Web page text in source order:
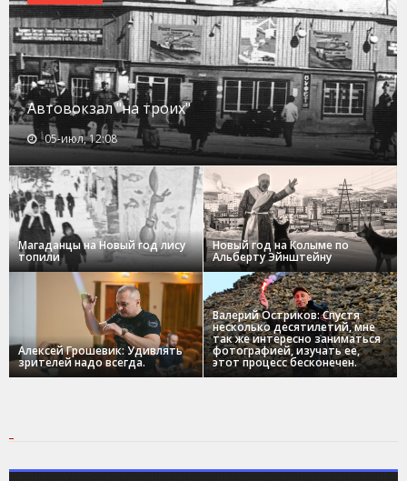
Автовокзал "на троих"
05-июл, 12:08
Магаданцы на Новый год лису
топили
Новый год на Колыме по
Альберту Эйнштейну
Алексей Грошевик: Удивлять
зрителей надо всегда.
Валерий Остриков: Спустя
несколько десятилетий, мне
так же интересно заниматься
фотографией, изучать ее,
этот процесс бесконечен.